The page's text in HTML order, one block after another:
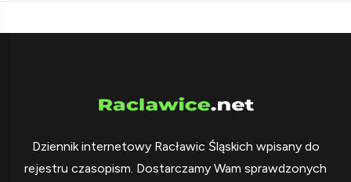
Dziennik internetowy Racławic Śląskich wpisany do
rejestru czasopism. Dostarczamy Wam sprawdzonych